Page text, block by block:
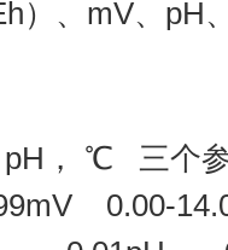
）、mV、pH
pH， ℃ 三个
0.00-